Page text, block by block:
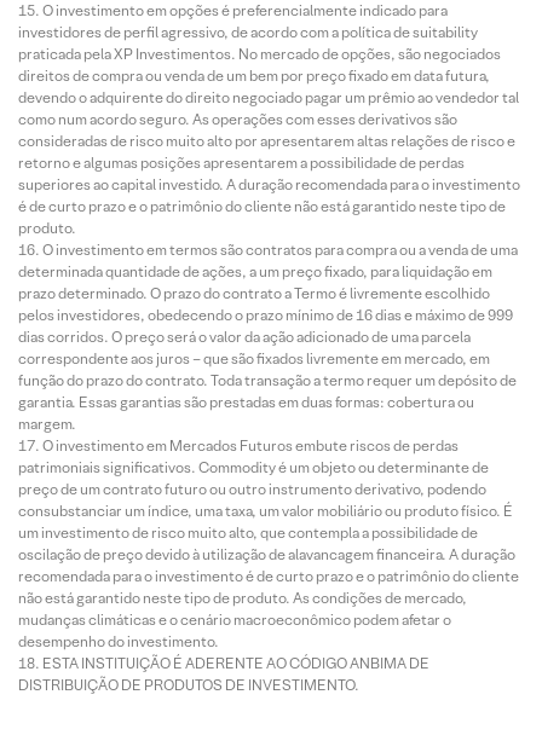
O investimento em opções é preferencialmente indicado para
investidores de perfil agressivo, de acordo com a política de suitability
praticada pela XP Investimentos. No mercado de opções, são negociados
direitos de compra ou venda de um bem por preço fixado em data futura,
devendo o adquirente do direito negociado pagar um prêmio ao vendedor tal
como num acordo seguro. As operações com esses derivativos são
consideradas de risco muito alto por apresentarem altas relações de risco e
retorno e algumas posições apresentarem a possibilidade de perdas
superiores ao capital investido. A duração recomendada para o investimento
é de curto prazo e o patrimônio do cliente não está garantido neste tipo de
produto.
O investimento em termos são contratos para compra ou a venda de uma
determinada quantidade de ações, a um preço fixado, para liquidação em
prazo determinado. O prazo do contrato a Termo é livremente escolhido
pelos investidores, obedecendo o prazo mínimo de 16 dias e máximo de 999
dias corridos. O preço será o valor da ação adicionado de uma parcela
correspondente aos juros – que são fixados livremente em mercado, em
função do prazo do contrato. Toda transação a termo requer um depósito de
garantia. Essas garantias são prestadas em duas formas: cobertura ou
margem.
O investimento em Mercados Futuros embute riscos de perdas
patrimoniais significativos. Commodity é um objeto ou determinante de
preço de um contrato futuro ou outro instrumento derivativo, podendo
consubstanciar um índice, uma taxa, um valor mobiliário ou produto físico. É
um investimento de risco muito alto, que contempla a possibilidade de
oscilação de preço devido à utilização de alavancagem financeira. A duração
recomendada para o investimento é de curto prazo e o patrimônio do cliente
não está garantido neste tipo de produto. As condições de mercado,
mudanças climáticas e o cenário macroeconômico podem afetar o
desempenho do investimento.
ESTA INSTITUIÇÃO É ADERENTE AO CÓDIGO ANBIMA DE
DISTRIBUIÇÃO DE PRODUTOS DE INVESTIMENTO.